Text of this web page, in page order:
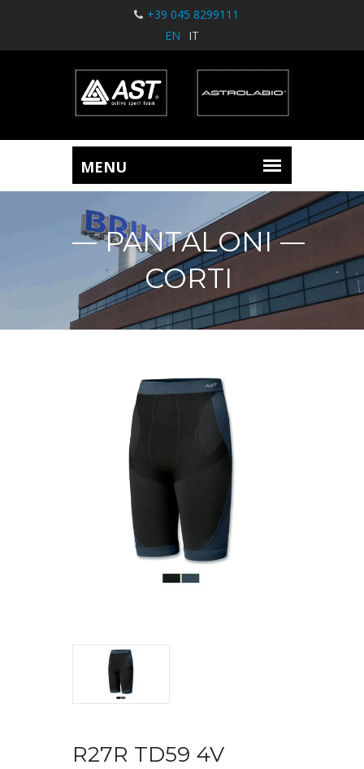
+39 045 8299111
EN
IT
PANTALONI
CORTI
R27R TD59 4V